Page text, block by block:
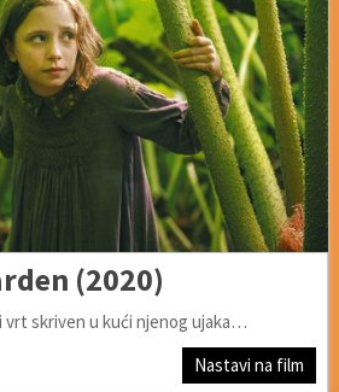
(2020)
vrt skriven u kući njenog ujaka…
Nastavi na film